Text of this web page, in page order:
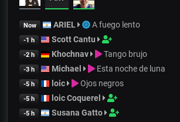
Now ARIEL A fuego lento
-1 h Scott Cantu
-2 h Khochnav Tango brujo
-3 h Michael Esta noche de luna
-5 h loic Ojos negros
-5 h loic Coquerel
-5 h Susana Gatto